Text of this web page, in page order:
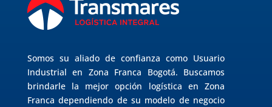
Somos su aliado de confianza como Usuario
Industrial en Zona Franca Bogotá. Buscamos
brindarle la mejor opción logística en Zona
Franca dependiendo de su modelo de negocio